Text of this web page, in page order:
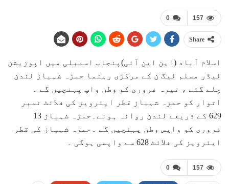
0 157
Share
اسلام آباد (این این آئی)پنجاب اسمبلی میں اپوزیشن
لیڈر مسلم لیگ ن کے مرکزی رہنما حمزہ شہباز لندن
چلے گئے ، تیرہ فروری کو وطن واپ پہنچیں گے ۔
اتوار کو حمزہ شہباز قطر ایئرویز کی فلائٹ نمبر
629 کے ذریعے لندن روانہ ہوئے۔حمزہ شہباز 13
فروری کو واپس وطن پہنچیں گے ۔حمزہ شہباز کی قطر
ایئرویز کی فلائٹ 628 سے واپسی ہوگی ۔
0 157